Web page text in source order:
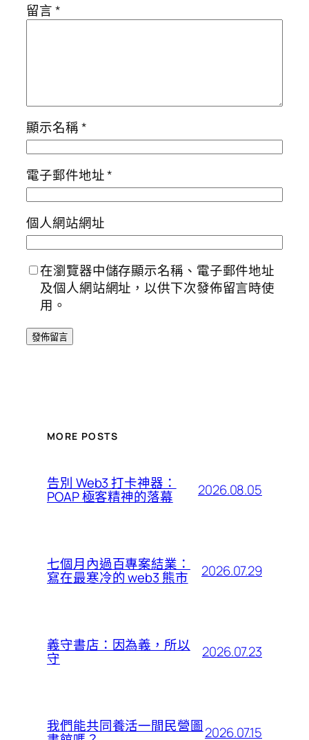
留言*
顯示名稱*
電子郵件地址*
個人網站網址
在瀏覽器中儲存顯示名稱、電子郵件地址
及個人網站網址，以供下次發佈留言時使
用。
MORE POSTS
告別 Web3 打卡神器：
POAP 極客精神的落幕 2026.08.05
七個月內過百專案結業：
寫在最寒冷的 web3 熊市 2026.07.29
義守書店：因為義，所以
守 2026.07.23
我們能共同養活一間民營圖2026.07.15